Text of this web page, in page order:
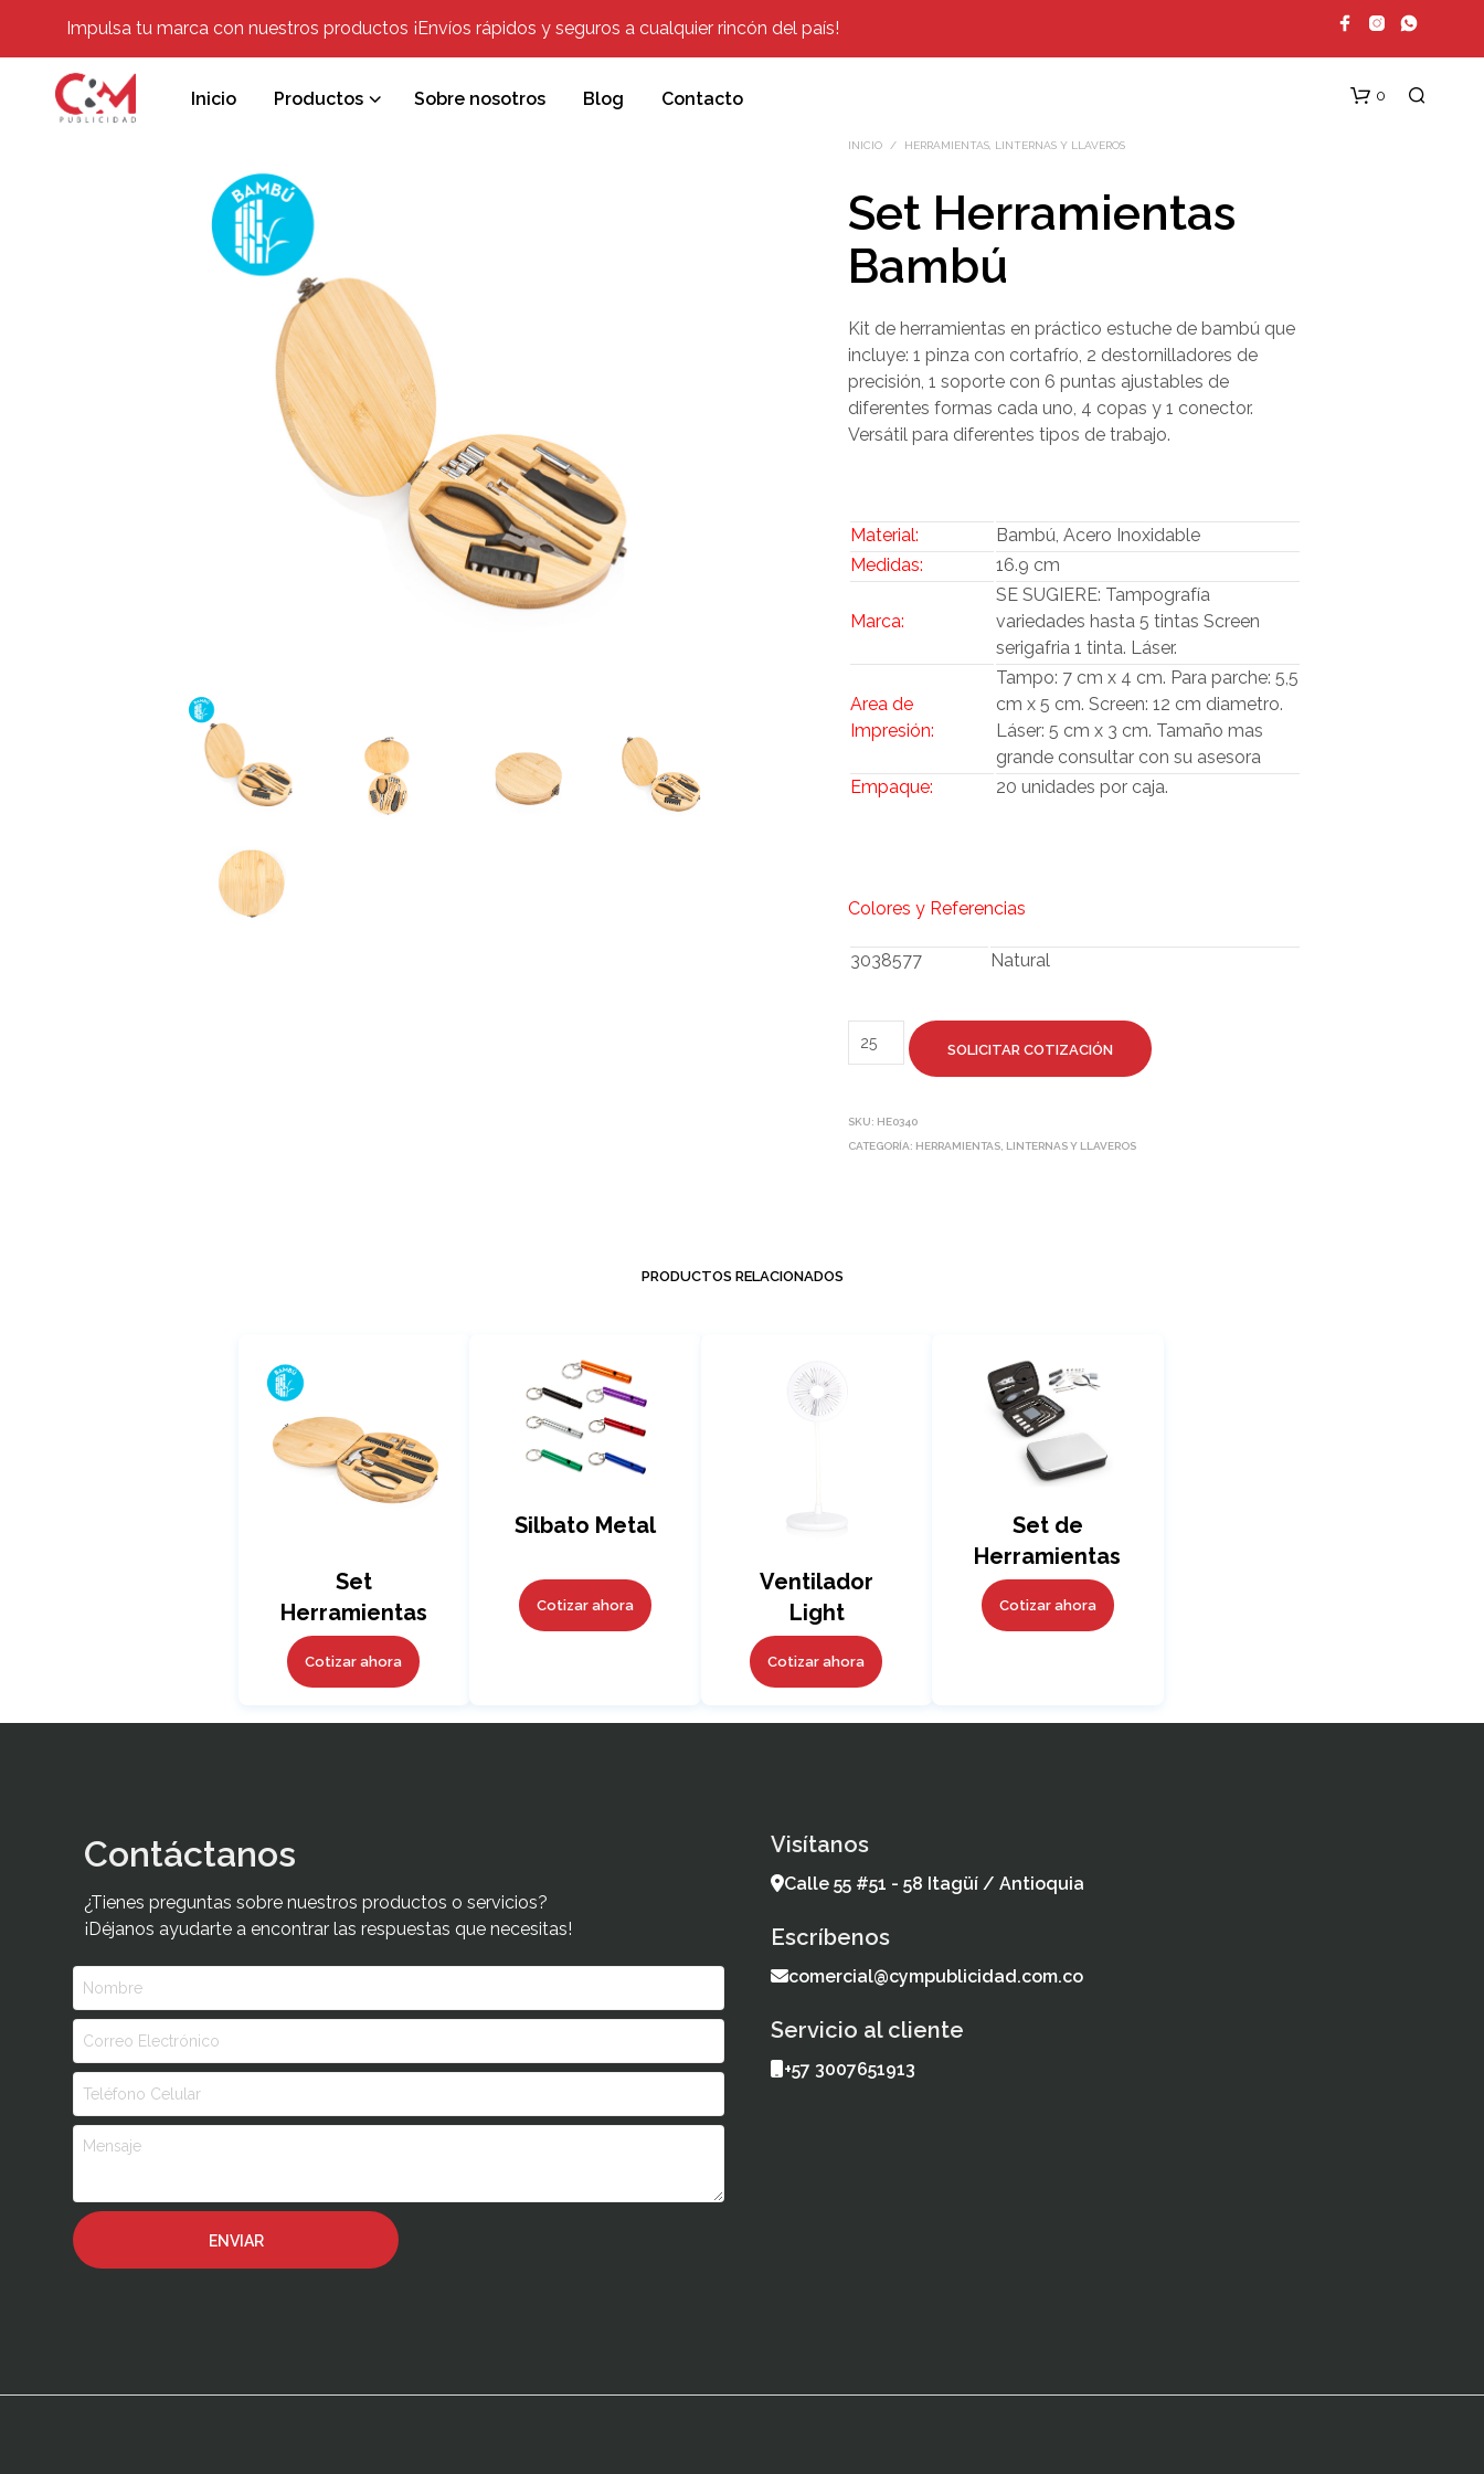
Impulsa tu marca con nuestros productos ¡Envíos rápidos y seguros a cualquier rincón del país!
Inicio Productos Sobre nosotros Blog Contacto 0
INICIO / HERRAMIENTAS, LINTERNAS Y LLAVEROS
Set Herramientas
Bambú
Kit de herramientas en práctico estuche de bambú que
incluye: 1 pinza con cortafrío, 2 destornilladores de
precisión, 1 soporte con 6 puntas ajustables de
diferentes formas cada uno, 4 copas y 1 conector.
Versátil para diferentes tipos de trabajo.
Material:
Bambú, Acero Inoxidable
Medidas:
16.9 cm
Marca:
SE SUGIERE: Tampografía
variedades hasta 5 tintas Screen
serigafria 1 tinta. Láser.
Area de
Impresión:
Tampo: 7 cm x 4 cm. Para parche: 5,5
cm x 5 cm. Screen: 12 cm diametro.
Láser: 5 cm x 3 cm. Tamaño mas
grande consultar con su asesora
Empaque:
20 unidades por caja.
Colores y Referencias
3038577 Natural
SOLICITAR COTIZACIÓN
SKU: HE0340
CATEGORÍA: HERRAMIENTAS, LINTERNAS Y LLAVEROS
PRODUCTOS RELACIONADOS
Set
Herramientas
Hammer
Cotizar ahora
Silbato Metal
Cotizar ahora
Ventilador
Light
Cotizar ahora
Set de
Herramientas
Silver
Cotizar ahora
Contáctanos
¿Tienes preguntas sobre nuestros productos o servicios?
¡Déjanos ayudarte a encontrar las respuestas que necesitas!
Visítanos
Calle 55 #51 - 58 Itagüí / Antioquia
Escríbenos
comercial@cympublicidad.com.co
Servicio al cliente
+57 3007651913